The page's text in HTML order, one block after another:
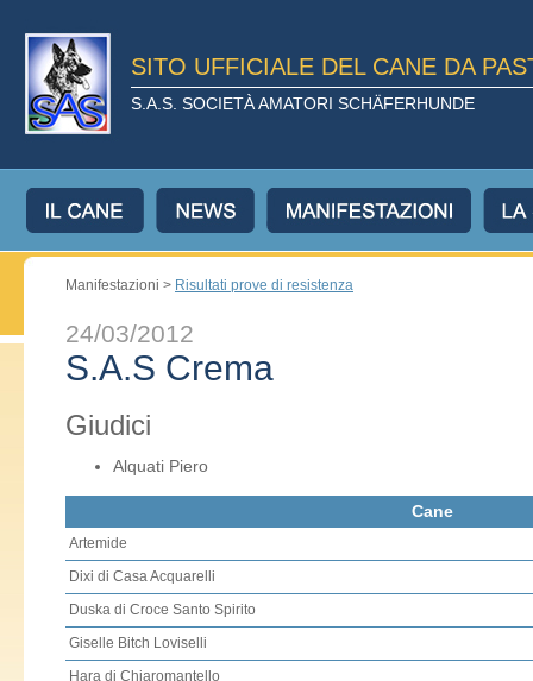
SITO UFFICIALE DEL CANE DA
S.A.S. SOCIETÀ AMATORI SCHÄFERHUNDE
Manifestazioni > Risultati prove di resistenza
24/03/2012
S.A.S Crema
Giudici
Alquati Piero
Cane
Artemide
Dixi di Casa Acquarelli
Duska di Croce Santo Spirito
Giselle Bitch Loviselli
Hara di Chiaromantello